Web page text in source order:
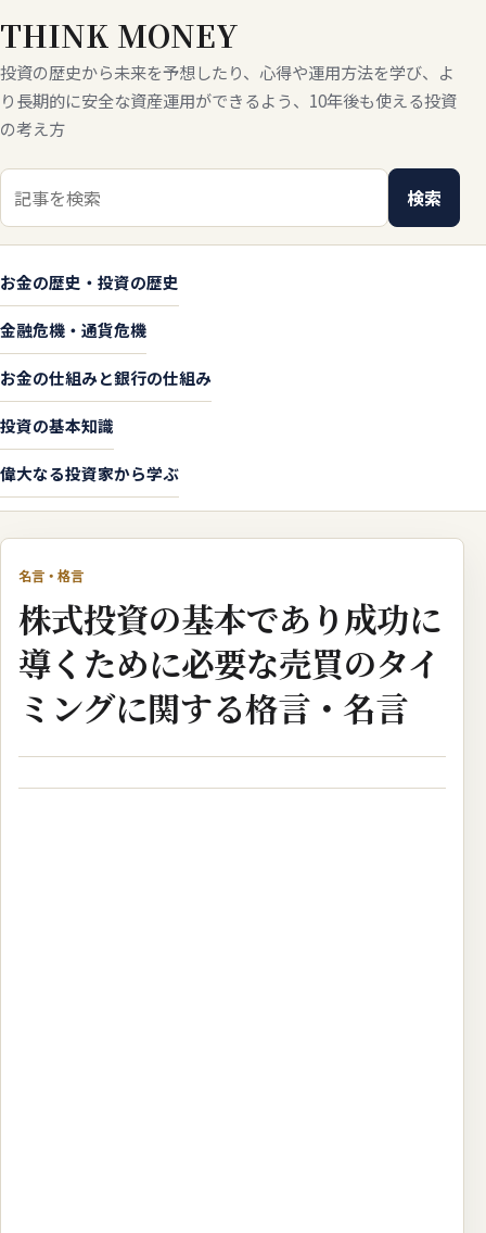
THINK MONEY
投資の歴史から未来を予想したり、心得や運用方法を学び、よ
り長期的に安全な資産運用ができるよう、10年後も使える投資
の考え方
検索キーワード
検索
お金の歴史・投資の歴史
金融危機・通貨危機
お金の仕組みと銀行の仕組み
投資の基本知識
偉大なる投資家から学ぶ
名言・格言
株式投資の基本であり成功に
導くために必要な売買のタイ
ミングに関する格言・名言